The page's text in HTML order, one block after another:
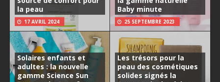
la peau
17 AVRIL 2024
Baby minute
25 SEPTEMBRE 2023
Solaires enfants et
adultes : la nouvelle
gamme Science Sun
Les trésors pour la
peau des cosmétiques
solides signés la